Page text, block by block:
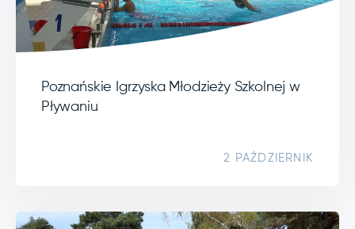
Poznańskie Igrzyska Młodzieży Szkolnej w
Pływaniu
2 PAŹDZIERNIK